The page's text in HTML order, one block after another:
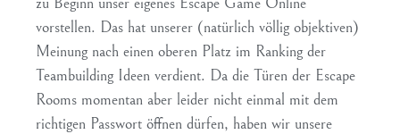
vorstellen. Das hat unserer (natürlich völlig objektiven)
Meinung nach einen oberen Platz im Ranking der
Teambuilding Ideen verdient. Da die Türen der Escape
Rooms momentan aber leider nicht einmal mit dem
richtigen Passwort öffnen dürfen, haben wir unsere